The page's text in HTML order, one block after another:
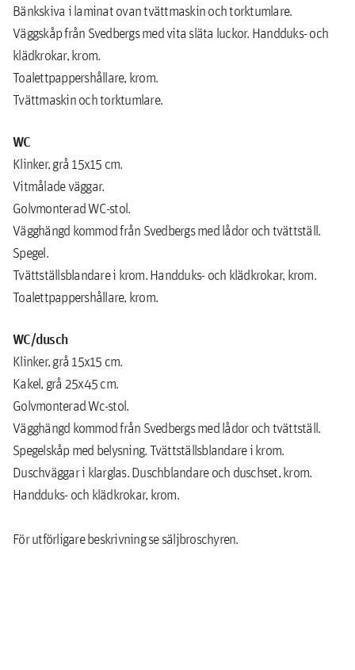
Bänkskiva i laminat ovan tvättmaskin och torktumlare.
Väggskåp från Svedbergs med vita släta luckor. Handduks- och
klädkrokar, krom.
Toalettpappershållare, krom.
Tvättmaskin och torktumlare.
WC
Klinker, grå 15x15 cm.
Vitmålade väggar.
Golvmonterad WC-stol.
Vägghängd kommod från Svedbergs med lådor och tvättställ.
Spegel.
Tvättställsblandare i krom. Handduks- och klädkrokar, krom.
Toalettpappershållare, krom.
WC/dusch
Klinker, grå 15x15 cm.
Kakel, grå 25x45 cm.
Golvmonterad Wc-stol.
Vägghängd kommod från Svedbergs med lådor och tvättställ.
Spegelskåp med belysning. Tvättställsblandare i krom.
Duschväggar i klarglas. Duschblandare och duschset, krom.
Handduks- och klädkrokar, krom.
För utförligare beskrivning se säljbroschyren.